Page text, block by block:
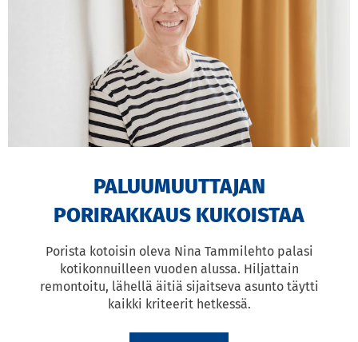
PALUUMUUTTAJAN
PORIRAKKAUS KUKOISTAA
Porista kotoisin oleva Nina Tammilehto palasi
kotikonnuilleen vuoden alussa. Hiljattain
remontoitu, lähellä äitiä sijaitseva asunto täytti
kaikki kriteerit hetkessä.